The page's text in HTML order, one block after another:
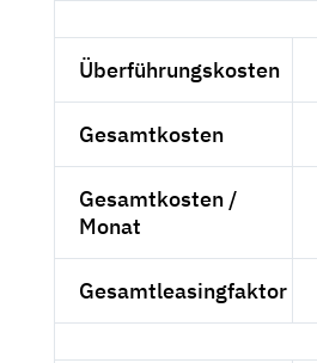
Überführungskosten
Gesamtkosten
Gesamtkosten /
Monat
Gesamtleasingfaktor